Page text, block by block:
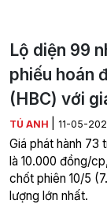
Lộ diện 99
phiếu hoán
(HBC) với
TÚ ANH 11-05-
Giá phát hành 73
là 10.000 đồng/
chốt phiên 10/5
lượng lớn nhất.